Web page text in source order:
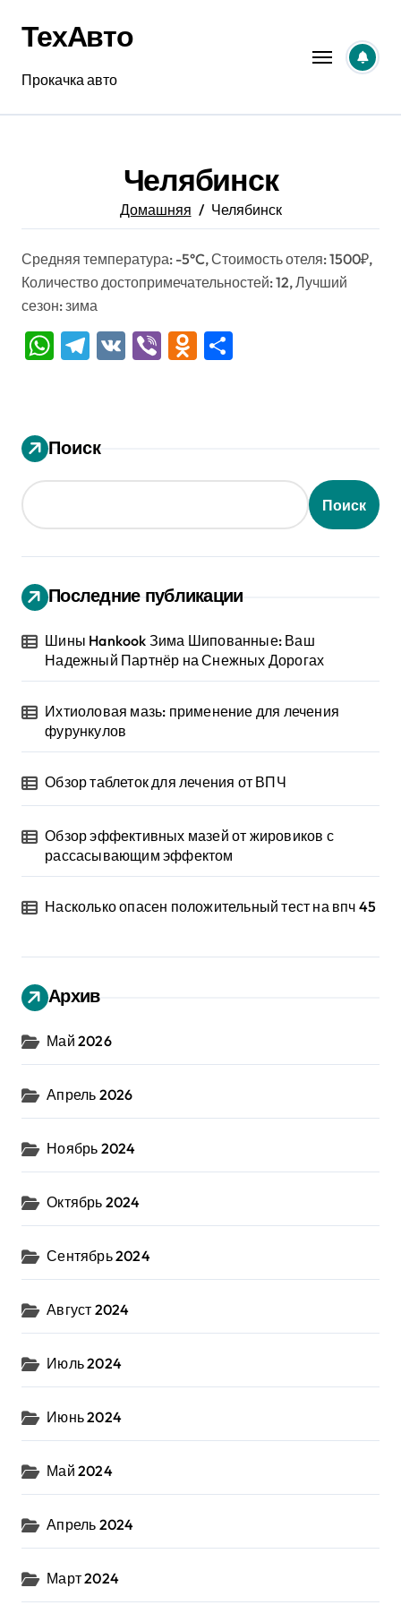
содержанию
ТехАвто
Прокачка авто
Челябинск
Домашняя Челябинск
Средняя температура: -5°C, Стоимость отеля: 1500₽,
Количество достопримечательностей: 12, Лучший
сезон: зима
WhatsApp
Telegram
VK ViberOdnoklassniki
Поиск
Поиск
Последние публикации
Шины Hankook Зима Шипованные: Ваш
Надежный Партнёр на Снежных Дорогах
Ихтиоловая мазь: применение для лечения
фурункулов
Обзор таблеток для лечения от ВПЧ
Обзор эффективных мазей от жировиков с
рассасывающим эффектом
Насколько опасен положительный тест на впч 45
Архив
Май 2026
Апрель 2026
Ноябрь 2024
Октябрь 2024
Сентябрь 2024
Август 2024
Июль 2024
Июнь 2024
Май 2024
Апрель 2024
Март 2024